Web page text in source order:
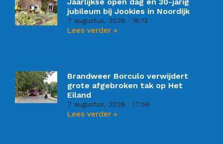
jubileum bij Jookies in Noordijk
7 augustus, 2026 18:13
Lees verder »
Brandweer Borculo verwijdert
grote afgebroken tak op Het
Eiland
7 augustus, 2026 17:58
Lees verder »